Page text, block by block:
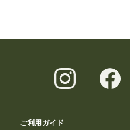
ご利用ガイド